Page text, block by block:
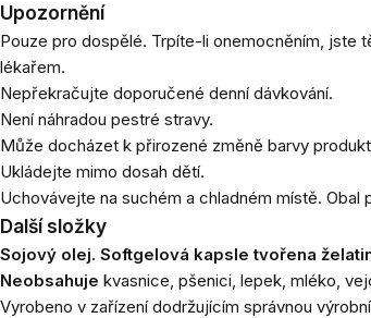
Upozornění
Pouze pro dospělé. Trpíte-li onemocněním, jste
lékařem.
Nepřekračujte doporučené denní dávkování.
Není náhradou pestré stravy.
Může docházet k přirozené změně barvy
Ukládejte mimo dosah dětí.
Uchovávejte na suchém a chladném místě. Obal
Další složky
Sojový olej. Softgelová kapsle tvořena
Neobsahuje kvasnice, pšenici, lepek, mléko,
Vyrobeno v zařízení dodržujícím správnou